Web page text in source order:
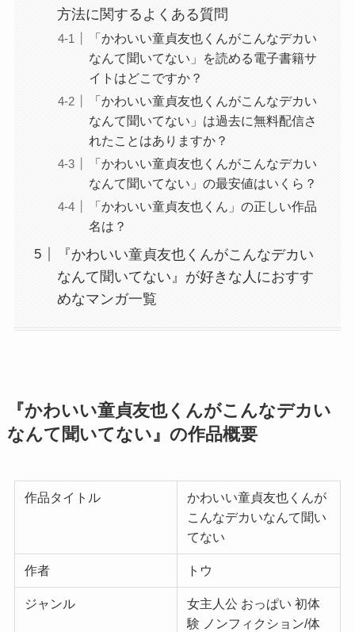
方法に関するよくある質問
「かわいい童貞友也くんがこんなデカい
なんて聞いてない」を読める電子書籍サ
イトはどこですか？
「かわいい童貞友也くんがこんなデカい
なんて聞いてない」は過去に無料配信さ
れたことはありますか？
「かわいい童貞友也くんがこんなデカい
なんて聞いてない」の最安値はいくら？
「かわいい童貞友也くん」の正しい作品
名は？
『かわいい童貞友也くんがこんなデカい
なんて聞いてない』が好きな人におすす
めなマンガ一覧
『かわいい童貞友也くんがこんなデカい
なんて聞いてない』の作品概要
作品タイトル
かわいい童貞友也くんが
こんなデカいなんて聞い
てない
作者 トウ
ジャンル
女主人公 おっぱい 初体
験 ノンフィクション/体